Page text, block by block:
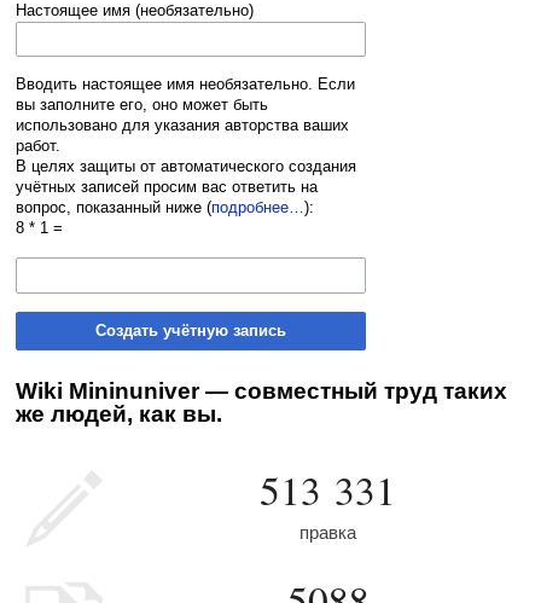
Настоящее имя (необязательно)
Вводить настоящее имя необязательно. Если
вы заполните его, оно может быть
использовано для указания авторства ваших
работ.
В целях защиты от автоматического создания
учётных записей просим вас ответить на
вопрос, показанный ниже (подробнее…):
8 * 1 =
Создать учётную запись
Wiki Mininuniver — совместный труд таких
же людей, как вы.
513 331
правка